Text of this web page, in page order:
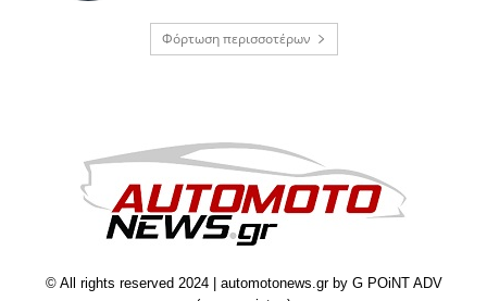
Φόρτωση περισσοτέρων
© All rights reserved 2024 | automotonews.gr by G POiNT ADV